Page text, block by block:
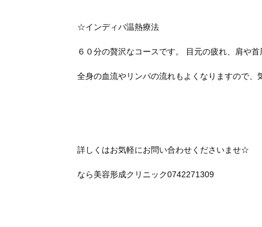
☆インディバ温熱療法
６０分の贅沢なコースです。 目元の疲れ、肩や
全身の血流やリンパの流れもよくなりますので、
詳しくはお気軽にお問い合わせくださいませ☆
なら美容形成クリニック0742271309